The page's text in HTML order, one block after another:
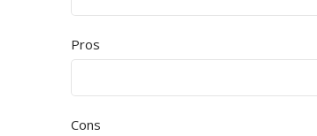
Pros
Cons